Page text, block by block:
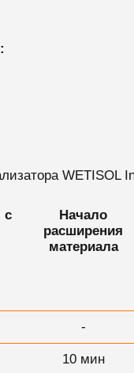
с
Начало
расширения
материала
-
10 мин